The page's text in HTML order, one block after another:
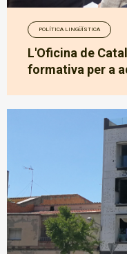
POLÍTICA LINGÜÍSTICA
L'Oficina de
formativa per a